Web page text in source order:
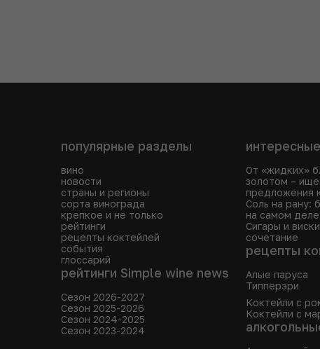
популярные разделы
вино
новости
страны и регионы
сорта винограда
крепкое и не только
рейтинги
рецепты коктейлей
события
глоссарий
рейтинги Simple wine news
Сезон 2026-2027
Сезон 2025-2026
Сезон 2024-2025
Сезон 2023-2024
От «жидких»
золотом –
предложения
Соль на рану:
на самом деле
Сигары и
сочетание
рецепты
Алые паруса
Типперэри
Коктейли с
Коктейли с